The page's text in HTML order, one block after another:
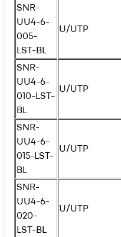
SNR-
UU4-6-
005-
LST-BL
U/UTP
SNR-
UU4-6-
010-LST-
BL
U/UTP
SNR-
UU4-6-
015-LST-
BL
U/UTP
SNR-
UU4-6-
020-
LST-BL
U/UTP